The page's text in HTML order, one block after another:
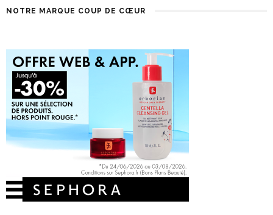
NOTRE MARQUE COUP DE CŒUR